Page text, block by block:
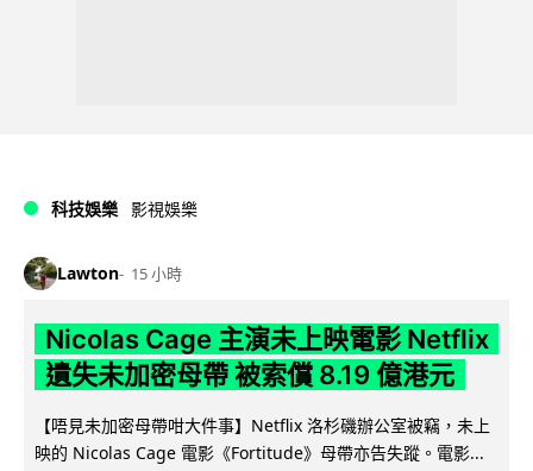
科技娛樂 影視娛樂
Lawton 15 小時
Nicolas Cage 主演未上映電影 Netflix
遺失未加密母帶 被索償 8.19 億港元
【唔見未加密母帶咁大件事】Netflix 洛杉磯辦公室被竊，未上
映的 Nicolas Cage 電影《Fortitude》母帶亦告失蹤。電影...